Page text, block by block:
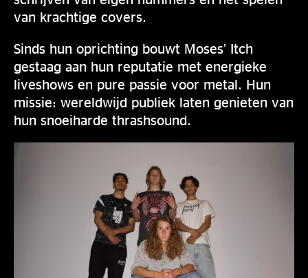
van krachtige covers.
Sinds hun oprichting bouwt Moses’ Itch
gestaag aan hun reputatie met energieke
liveshows en pure passie voor metal. Hun
missie: wereldwijd publiek laten genieten van
hun snoeiharde thrashsound.